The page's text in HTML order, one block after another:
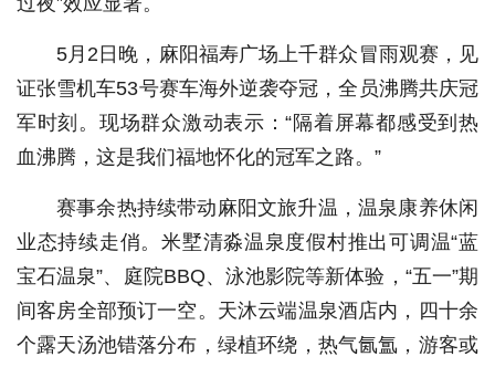
5月2日晚，麻阳福寿广场上千群众冒雨观赛，见
证张雪机车53号赛车海外逆袭夺冠，全员沸腾共庆冠
军时刻。现场群众激动表示：“隔着屏幕都感受到热
血沸腾，这是我们福地怀化的冠军之路。”
赛事余热持续带动麻阳文旅升温，温泉康养休闲
业态持续走俏。米墅清淼温泉度假村推出可调温“蓝
宝石温泉”、庭院BBQ、泳池影院等新体验，“五一”期
间客房全部预订一空。天沐云端温泉酒店内，四十余
个露天汤池错落分布，绿植环绕，热气氤氲，游客或